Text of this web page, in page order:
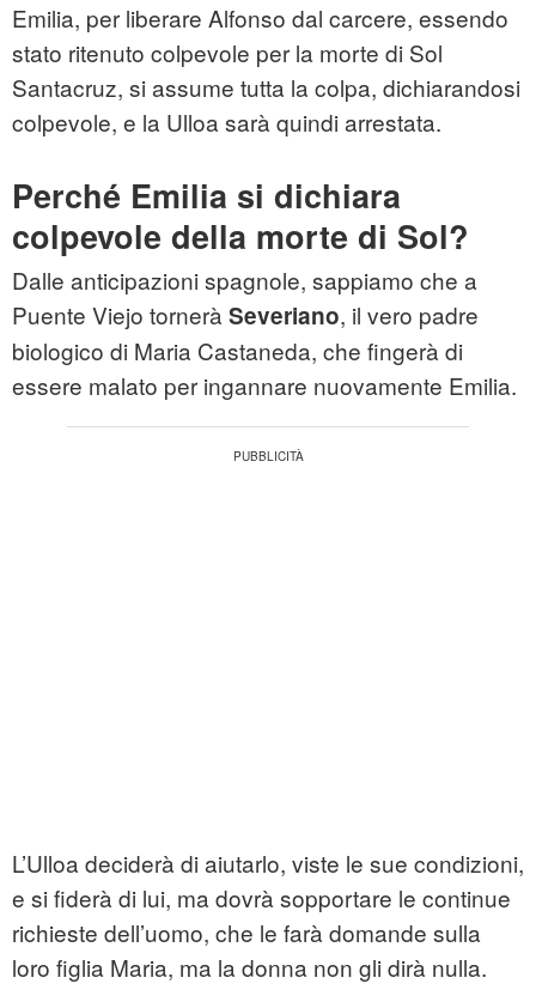
Emilia, per liberare Alfonso dal carcere, essendo
stato ritenuto colpevole per la morte di Sol
Santacruz, si assume tutta la colpa, dichiarandosi
colpevole, e la Ulloa sarà quindi arrestata.
Perché Emilia si dichiara
colpevole della morte di Sol?
Dalle anticipazioni spagnole, sappiamo che a
Puente Viejo tornerà Severiano, il vero padre
biologico di Maria Castaneda, che fingerà di
essere malato per ingannare nuovamente Emilia.
L’Ulloa deciderà di aiutarlo, viste le sue condizioni,
e si fiderà di lui, ma dovrà sopportare le continue
richieste dell’uomo, che le farà domande sulla
loro figlia Maria, ma la donna non gli dirà nulla.